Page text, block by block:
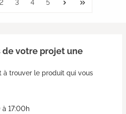
2 3 4 5
de votre projet une
à trouver le produit qui vous
17:00h